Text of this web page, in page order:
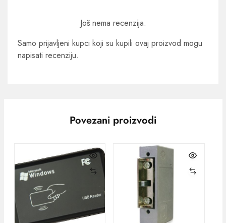
Još nema recenzija.
Samo prijavljeni kupci koji su kupili ovaj proizvod mogu
napisati recenziju.
Povezani proizvodi